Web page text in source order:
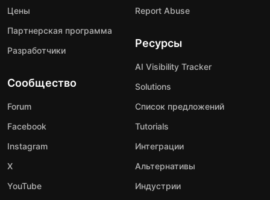
Цены
Партнерская программа
Разработчики
Сообщество
Forum
Facebook
Instagram
X
YouTube
Report Abuse
Ресурсы
AI Visibility Tracker
Solutions
Список предложений
Tutorials
Интеграции
Альтернативы
Индустрии